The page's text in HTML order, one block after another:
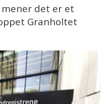
mener det er et
Granholtet